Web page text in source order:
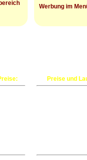
Werbung im
Preise und